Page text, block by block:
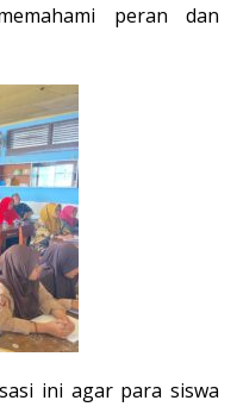
peran dan
ini agar para siswa